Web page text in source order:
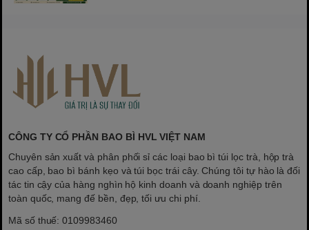
CÔNG TY CỔ PHẦN BAO BÌ HVL VIỆT NAM
Chuyên sản xuất và phân phối sỉ các loại bao bì túi lọc trà, hộp trà
cao cấp, bao bì bánh kẹo và túi bọc trái cây. Chúng tôi tự hào là đối
tác tin cậy của hàng nghìn hộ kinh doanh và doanh nghiệp trên
toàn quốc, mang đế bền, đẹp, tối ưu chi phí.
Mã số thuế: 0109983460